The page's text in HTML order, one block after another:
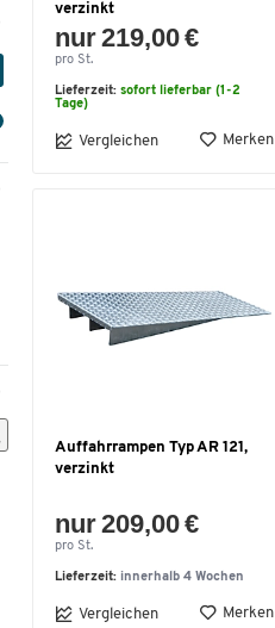
verzinkt
nur 219,00 €
pro St.
Lieferzeit: sofort lieferbar (1-2
Tage)
Vergleichen Merken
Auffahrrampen Typ AR 121,
verzinkt
nur 209,00 €
pro St.
Lieferzeit: innerhalb 4 Wochen
Vergleichen Merken